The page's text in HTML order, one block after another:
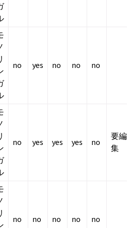
no yes no no no
no yes yes yes no
要編
集
no no no no no